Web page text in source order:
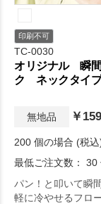
印刷不可
TC-0030
オリジナル 瞬
ク ネックタイプ
無地品 ￥
200 個の場合 (税込
最低ご注文数： 30
パン！と叩いて瞬
軽に冷やせるフロ